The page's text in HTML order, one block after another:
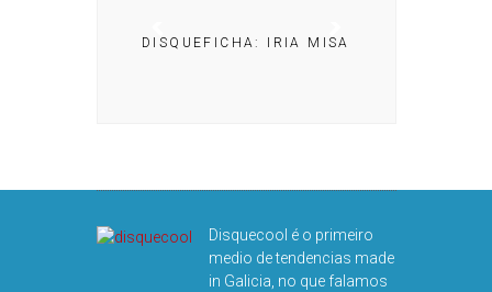
DISQUEFICHA: IRIA MISA
Disquecool é o primeiro
medio de tendencias made
in Galicia, no que falamos